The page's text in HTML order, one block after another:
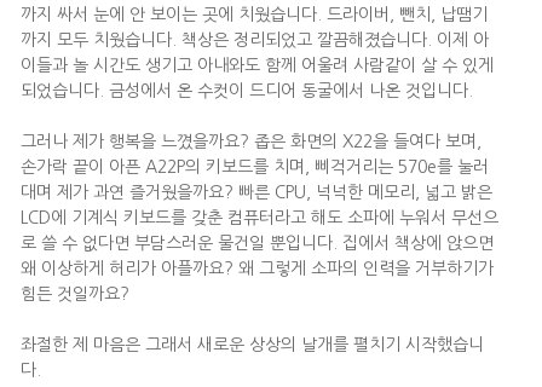
까지 싸서 눈에 안 보이는 곳에 치웠습니다. 드라이버, 뺀치, 납땜기
까지 모두 치웠습니다. 책상은 정리되었고 깔끔해졌습니다. 이제 아
이들과 놀 시간도 생기고 아내와도 함께 어울려 사람같이 살 수 있게
되었습니다. 금성에서 온 수컷이 드디어 동굴에서 나온 것입니다.
그러나 제가 행복을 느꼈을까요? 좁은 화면의 X22을 들여다 보며,
손가락 끝이 아픈 A22P의 키보드를 치며, 삐걱거리는 570e를 눌러
대며 제가 과연 즐거웠을까요? 빠른 CPU, 넉넉한 메모리, 넓고 밝은
LCD에 기계식 키보드를 갖춘 컴퓨터라고 해도 소파에 누워서 무선으
로 쓸 수 없다면 부담스러운 물건일 뿐입니다. 집에서 책상에 앉으면
왜 이상하게 허리가 아플까요? 왜 그렇게 소파의 인력을 거부하기가
힘든 것일까요?
좌절한 제 마음은 그래서 새로운 상상의 날개를 펼치기 시작했습니
다.